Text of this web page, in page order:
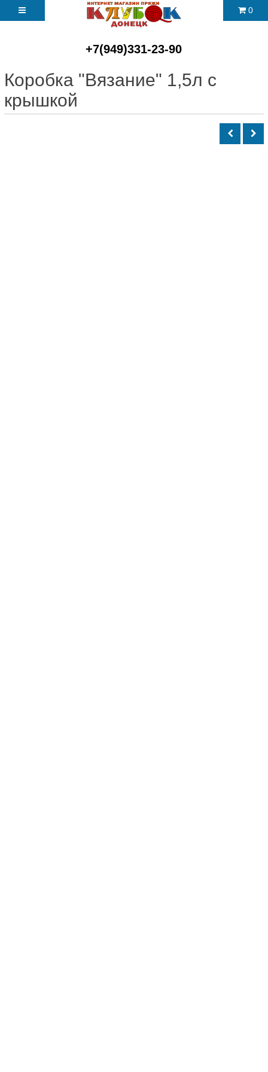
+7(949)331-23-90
0
Коробка "Вязание" 1,5л с
крышкой